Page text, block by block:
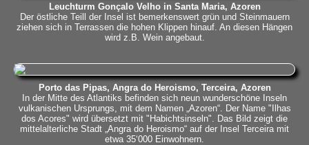
Leuchturm Gonçalo Velho in Santa Maria, Azoren
Der östliche Teill der Insel ist bemerkenswert grün und Steinmauern
ziehen sich in Terrassen die hohen Klippen hinauf. An diesen Hängen
wird z.B. Wein angebaut.
Porto das Pipas, Angra do Heroismo, Terceira, Azoren
In der Mitte des Atlantiks befinden sich neun wunderschöne Inseln
vulkanischen Ursprungs, mit dem Namen „Azoren“. Der Name "Ilhas
dos Acores" wird übersetzt mit "Habichtsinseln". Das Bild zeigt die
mittelalterliche Stadt „Angra do Heroismo“ auf der Insel Terceira mit
etwa 35‘000 Einwohnern.